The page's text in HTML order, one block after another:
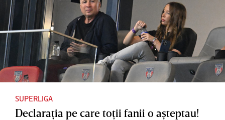
SUPERLIGA
Declaraţia pe care toţii fanii o aşteptau!